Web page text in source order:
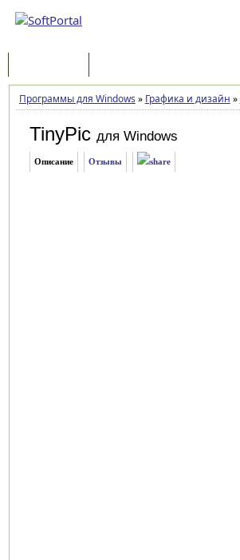
Программы для Windows » Графика и дизайн »
TinyPic для Windows
Описание Отзывы